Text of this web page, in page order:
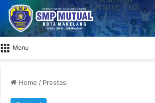
Menu
Home / Prestasi